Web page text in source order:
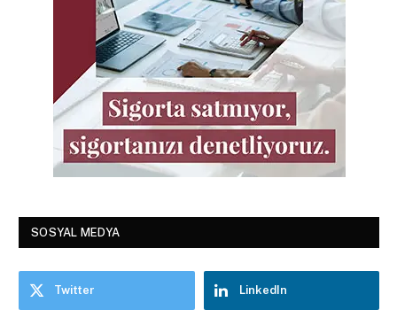
SOSYAL MEDYA
Twitter LinkedIn